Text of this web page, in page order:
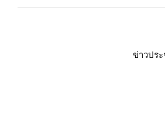
ข่าวปร